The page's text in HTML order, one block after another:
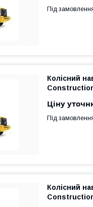
Під
Колісний
Ціну
Під
Колісний